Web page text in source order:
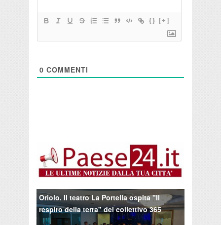
{} [+]
0 COMMENTI
Oriolo. Il teatro La Portella ospita "Il
respiro della terra" del collettivo 365